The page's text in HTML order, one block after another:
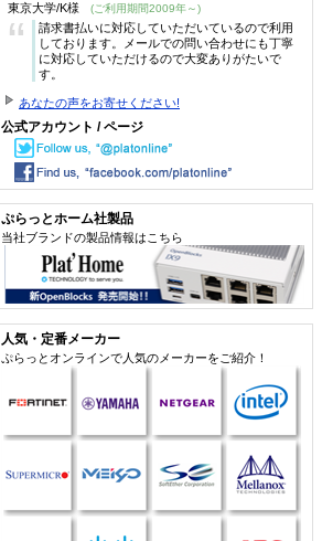
東京大学/K様 (ご利用期間2009年～)
“
請求書払いに対応していただいているので利用
しております。メールでの問い合わせにも丁寧
に対応していただけるので大変ありがたいで
す。
あなたの声をお寄せください!
公式アカウント / ページ
ぷらっとホーム社製品
当社ブランドの製品情報はこちら
人気・定番メーカー
ぷらっとオンラインで人気のメーカーをご紹介！